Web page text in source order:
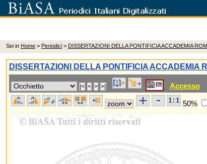
Sei in Home > Periodici > DISSERTAZIONI DELLA PONTIFICIA ACCADEMIA
DISSERTAZIONI DELLA PONTIFICIA ACCADEMIA
Accesso
50%